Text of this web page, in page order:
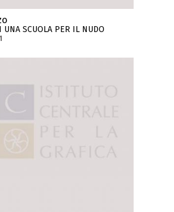
UNA SCUOLA PER IL NUDO